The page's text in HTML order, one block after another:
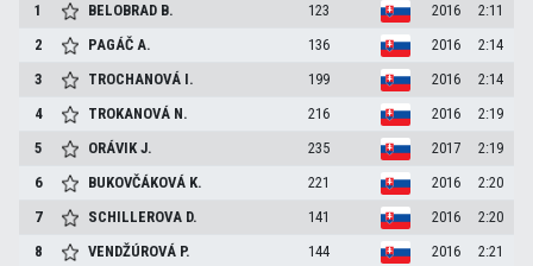
1 BELOBRAD B. 123 2016
2:11
2
PAGÁČA. 136 2016
2:14
3
TROCHANOVÁ I. 199 2016
2:14
4
TROKANOVÁ N. 216 2016
2:19
5
ORÁVIKJ. 235 2017
2:19
6
BUKOVČÁKOVÁ K. 221 2016
2:20
7
SCHILLEROVA D. 141 2016
2:20
8
VENDŽÚROVÁ P. 144 2016
2:21